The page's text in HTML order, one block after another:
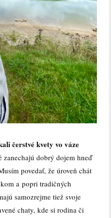
čerstvé kvety vo váze
zanechajú dobrý dojem hneď
povedať, že úroveň chát
a popri tradičných
samozrejme tiež svoje
chaty, kde si rodina či